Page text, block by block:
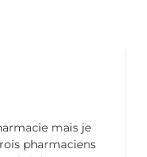
mais je
pharmaciens